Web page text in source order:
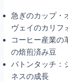
急ぎのカップ・
ヴェイのカリフ
コーヒー産業の
の焙煎済み豆
バトンタッチ：
ネスの成長